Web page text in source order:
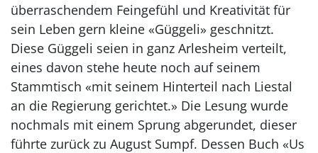
überraschendem Feingefühl und Kreativität für
sein Leben gern kleine «Güggeli» geschnitzt.
Diese Güggeli seien in ganz Arlesheim verteilt,
eines davon stehe heute noch auf seinem
Stammtisch «mit seinem Hinterteil nach Liestal
an die Regierung gerichtet.» Die Lesung wurde
nochmals mit einem Sprung abgerundet, dieser
führte zurück zu August Sumpf. Dessen Buch «Us